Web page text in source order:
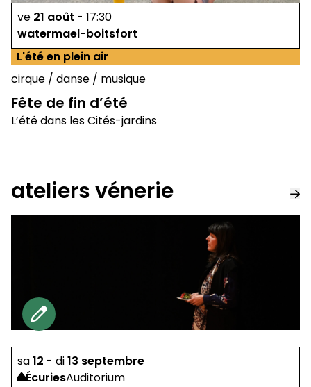
ve 21 août - 17:30
watermael-boitsfort
L'été en plein air
cirque / danse / musique
Fête de fin d’été
L’été dans les Cités-jardins
ateliers vénerie
Gratuit sur reservation
sa12 - di13 septembre
ÉcuriesAuditorium